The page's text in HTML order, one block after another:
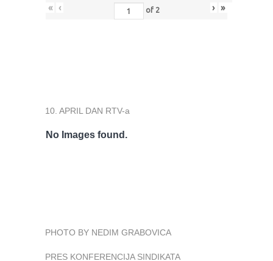
« ‹ of 2 › »
10. APRIL DAN RTV-a
No Images found.
PHOTO BY NEDIM GRABOVICA
PRES KONFERENCIJA SINDIKATA